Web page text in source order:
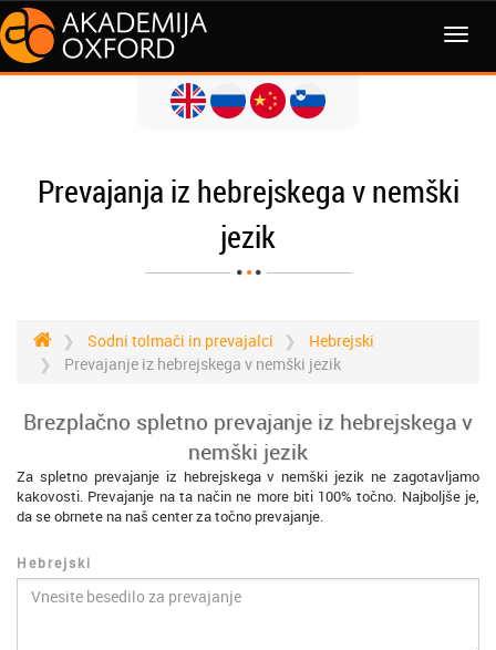
MENI
Prevajanja iz hebrejskega v nemški
jezik
Sodni tolmači in prevajalci
Hebrejski
Prevajanje iz hebrejskega v nemški jezik
Brezplačno spletno prevajanje iz hebrejskega v
nemški jezik
Za spletno prevajanje iz hebrejskega v nemški jezik ne zagotavljamo
kakovosti. Prevajanje na ta način ne more biti 100% točno. Najboljše je,
da se obrnete na naš center za točno prevajanje.
Hebrejski